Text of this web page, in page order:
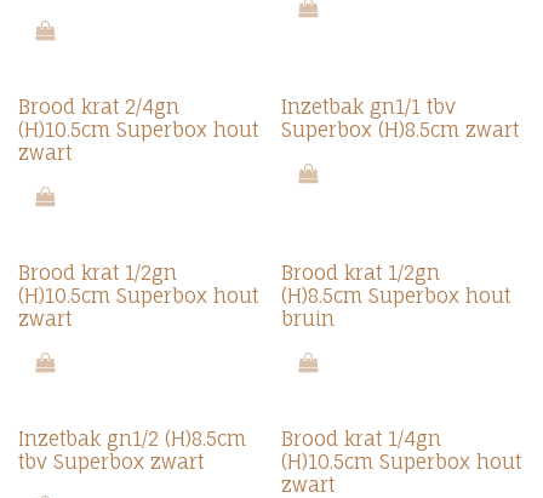
Brood krat 2/4gn
(H)10.5cm Superbox hout
zwart
Inzetbak gn1/1 tbv
Superbox (H)8.5cm zwart
Brood krat 1/2gn
(H)10.5cm Superbox hout
zwart
Brood krat 1/2gn
(H)8.5cm Superbox hout
bruin
Inzetbak gn1/2 (H)8.5cm
tbv Superbox zwart
Brood krat 1/4gn
(H)10.5cm Superbox hout
zwart